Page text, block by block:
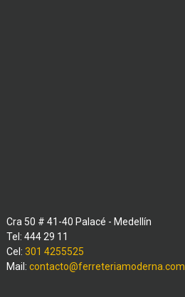
Cra 50 # 41-40 Palacé - Medellín
Tel: 444 29 11
Cel: 301 4255525
Mail: contacto@ferreteriamoderna.com